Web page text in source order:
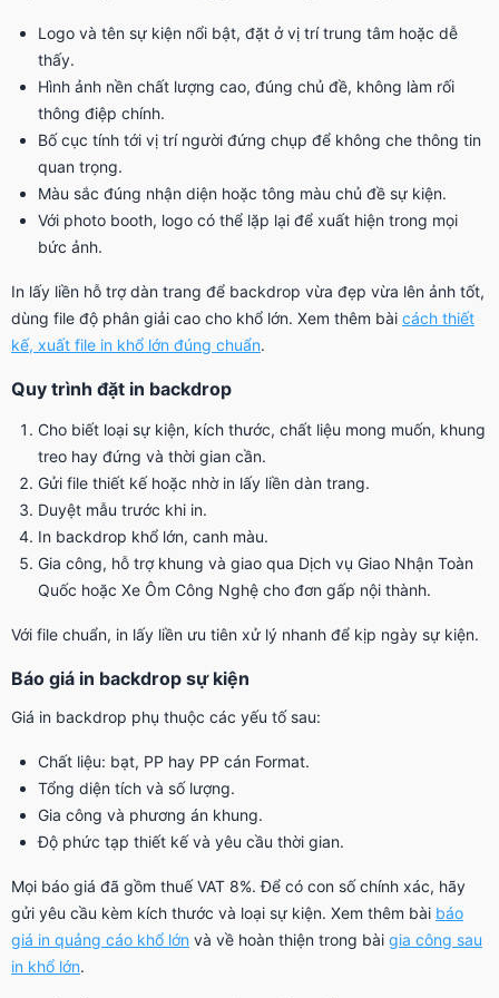
Logo và tên sự kiện nổi bật, đặt ở vị trí trung tâm hoặc dễ
thấy.
Hình ảnh nền chất lượng cao, đúng chủ đề, không làm rối
thông điệp chính.
Bố cục tính tới vị trí người đứng chụp để không che thông tin
quan trọng.
Màu sắc đúng nhận diện hoặc tông màu chủ đề sự kiện.
Với photo booth, logo có thể lặp lại để xuất hiện trong mọi
bức ảnh.
In lấy liền hỗ trợ dàn trang để backdrop vừa đẹp vừa lên ảnh tốt,
dùng file độ phân giải cao cho khổ lớn. Xem thêm bài cách thiết
kế, xuất file in khổ lớn đúng chuẩn.
Quy trình đặt in backdrop
Cho biết loại sự kiện, kích thước, chất liệu mong muốn, khung
treo hay đứng và thời gian cần.
Gửi file thiết kế hoặc nhờ in lấy liền dàn trang.
Duyệt mẫu trước khi in.
In backdrop khổ lớn, canh màu.
Gia công, hỗ trợ khung và giao qua Dịch vụ Giao Nhận Toàn
Quốc hoặc Xe Ôm Công Nghệ cho đơn gấp nội thành.
Với file chuẩn, in lấy liền ưu tiên xử lý nhanh để kịp ngày sự kiện.
Báo giá in backdrop sự kiện
Giá in backdrop phụ thuộc các yếu tố sau:
Chất liệu: bạt, PP hay PP cán Format.
Tổng diện tích và số lượng.
Gia công và phương án khung.
Độ phức tạp thiết kế và yêu cầu thời gian.
Mọi báo giá đã gồm thuế VAT 8%. Để có con số chính xác, hãy
gửi yêu cầu kèm kích thước và loại sự kiện. Xem thêm bài báo
giá in quảng cáo khổ lớn và về hoàn thiện trong bài gia công sau
in khổ lớn.